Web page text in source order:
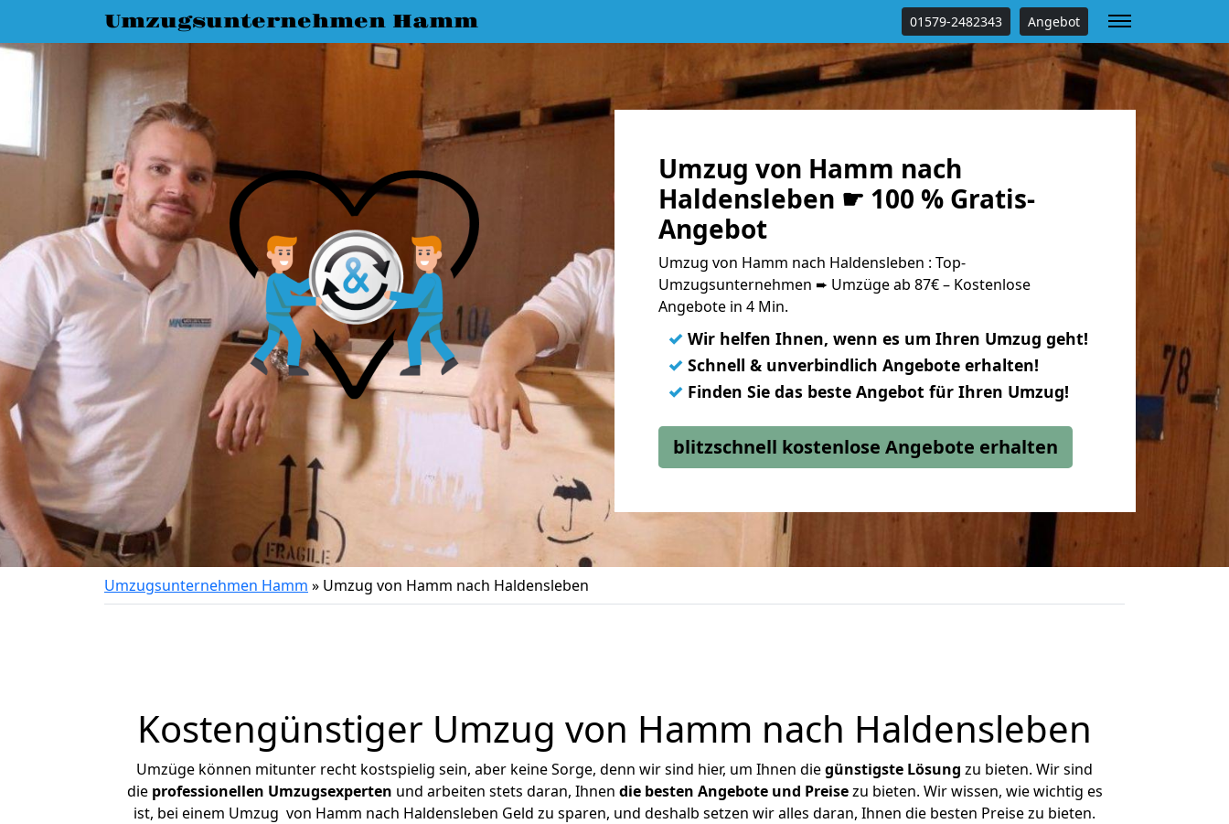
Umzugsunternehmen Hamm 01579-2482343 Angebot
Umzug von Hamm nach
Haldensleben ☛ 100 % Gratis-
Angebot
Umzug von Hamm nach Haldensleben : Top-
Umzugsunternehmen ➨ Umzüge ab 87€ – Kostenlose
Angebote in 4 Min.
✓ Wir helfen Ihnen, wenn es um Ihren Umzug geht!
✓ Schnell & unverbindlich Angebote erhalten!
✓ Finden Sie das beste Angebot für Ihren Umzug!
blitzschnell kostenlose Angebote erhalten
Umzugsunternehmen Hamm » Umzug von Hamm nach Haldensleben
Kostengünstiger Umzug von Hamm nach Haldensleben
Umzüge können mitunter recht kostspielig sein, aber keine Sorge, denn wir sind hier, um Ihnen diegünstigste Lösung zu bieten. Wir sind
die professionellen Umzugsexperten und arbeiten stets daran, Ihnen die besten Angebote und Preisezu bieten. Wir wissen, wie wichtig es
ist, bei einem Umzug von Hamm nach Haldensleben Geld zu sparen, und deshalb setzen wir alles daran, Ihnen die besten Preise zu bieten.